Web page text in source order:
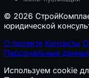
© 2026
юридической
О проекте Контакты
Персональные
Используем cookie